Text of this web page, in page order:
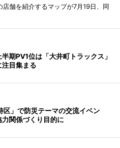
舗を紹介するマップが7月19日、同
期PV1位は「大井町トラックス」
目集まる
区」で防災テーマの交流イベン
関係づくり目的に